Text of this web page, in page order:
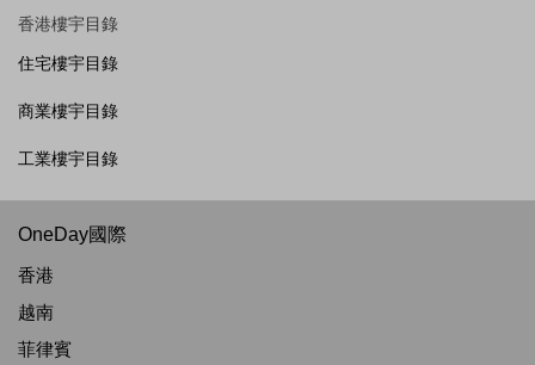
香港樓宇目錄
住宅樓宇目錄
商業樓宇目錄
工業樓宇目錄
OneDay國際
香港
越南
菲律賓